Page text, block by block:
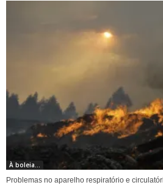
À boleia...
Problemas no aparelho respiratório e